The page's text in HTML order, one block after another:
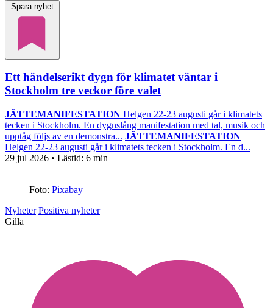
Spara nyhet
Ett händelserikt dygn för klimatet väntar i
Stockholm tre veckor före valet
JÄTTEMANIFESTATION Helgen 22-23 augusti går i klimatets
tecken i Stockholm. En dygnslång manifestation med tal, musik och
upptåg följs av en demonstra... JÄTTEMANIFESTATION
Helgen 22-23 augusti går i klimatets tecken i Stockholm. En d...
29 jul 2026 • Lästid: 6 min
Foto: Pixabay
Nyheter Positiva nyheter
Gilla